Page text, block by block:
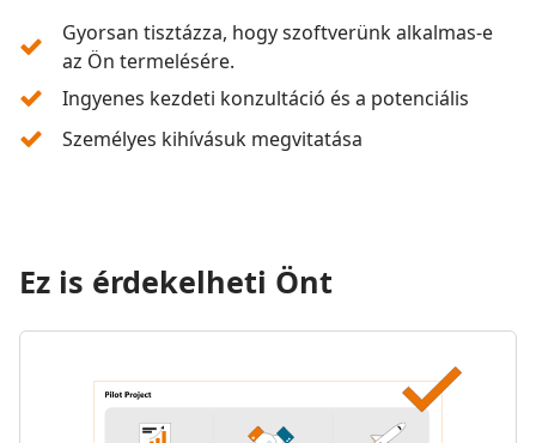
Gyorsan tisztázza, hogy szoftverünk alkalmas-e
az Ön termelésére.
Ingyenes kezdeti konzultáció és a potenciális
Személyes kihívásuk megvitatása
Ez is érdekelheti Önt